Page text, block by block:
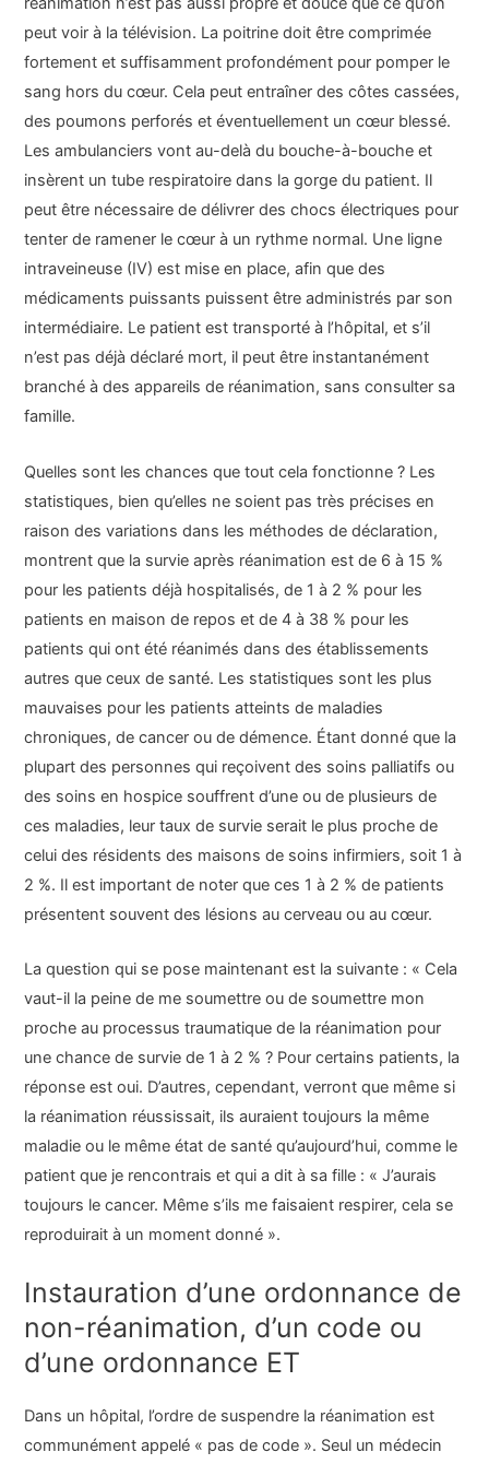
peut voir à la télévision. La poitrine doit être comprimée
fortement et suffisamment profondément pour pomper le
sang hors du cœur. Cela peut entraîner des côtes cassées,
des poumons perforés et éventuellement un cœur blessé.
Les ambulanciers vont au-delà du bouche-à-bouche et
insèrent un tube respiratoire dans la gorge du patient. Il
peut être nécessaire de délivrer des chocs électriques pour
tenter de ramener le cœur à un rythme normal. Une ligne
intraveineuse (IV) est mise en place, afin que des
médicaments puissants puissent être administrés par son
intermédiaire. Le patient est transporté à l’hôpital, et s’il
n’est pas déjà déclaré mort, il peut être instantanément
branché à des appareils de réanimation, sans consulter sa
famille.
Quelles sont les chances que tout cela fonctionne ? Les
statistiques, bien qu’elles ne soient pas très précises en
raison des variations dans les méthodes de déclaration,
montrent que la survie après réanimation est de 6 à 15 %
pour les patients déjà hospitalisés, de 1 à 2 % pour les
patients en maison de repos et de 4 à 38 % pour les
patients qui ont été réanimés dans des établissements
autres que ceux de santé. Les statistiques sont les plus
mauvaises pour les patients atteints de maladies
chroniques, de cancer ou de démence. Étant donné que la
plupart des personnes qui reçoivent des soins palliatifs ou
des soins en hospice souffrent d’une ou de plusieurs de
ces maladies, leur taux de survie serait le plus proche de
celui des résidents des maisons de soins infirmiers, soit 1 à
2 %. Il est important de noter que ces 1 à 2 % de patients
présentent souvent des lésions au cerveau ou au cœur.
La question qui se pose maintenant est la suivante : « Cela
vaut-il la peine de me soumettre ou de soumettre mon
proche au processus traumatique de la réanimation pour
une chance de survie de 1 à 2 % ? Pour certains patients, la
réponse est oui. D’autres, cependant, verront que même si
la réanimation réussissait, ils auraient toujours la même
maladie ou le même état de santé qu’aujourd’hui, comme le
patient que je rencontrais et qui a dit à sa fille : « J’aurais
toujours le cancer. Même s’ils me faisaient respirer, cela se
reproduirait à un moment donné ».
Instauration d’une ordonnance de
non-réanimation, d’un code ou
d’une ordonnance ET
Dans un hôpital, l’ordre de suspendre la réanimation est
communément appelé « pas de code ». Seul un médecin